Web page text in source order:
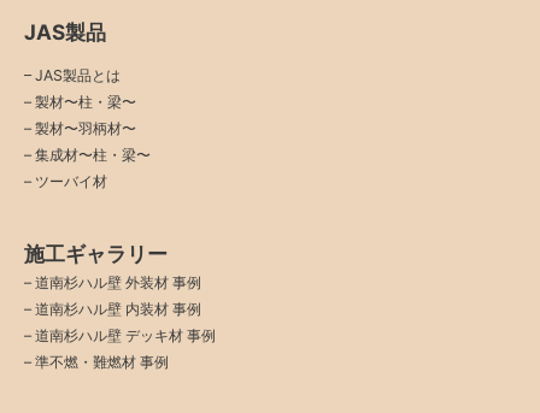
JAS製品
– JAS製品とは
– 製材〜柱・梁〜
– 製材〜羽柄材〜
– 集成材〜柱・梁〜
– ツーバイ材
施工ギャラリー
– 道南杉ハル壁 外装材 事例
– 道南杉ハル壁 内装材 事例
– 道南杉ハル壁 デッキ材 事例
– 準不燃・難燃材 事例